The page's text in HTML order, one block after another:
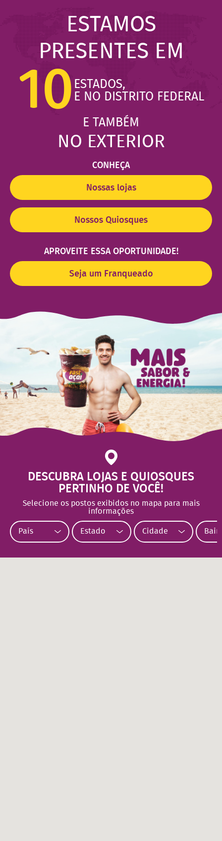
CONHEÇA
Nossas lojas
ESTAMOS
PRESENTES EM
10 ESTADOS,
E NO DISTRITO FEDERAL
E TAMBÉM
NO EXTERIOR
Nossos Quiosques
APROVEITE ESSA OPORTUNIDADE!
Seja um Franqueado
DESCUBRA LOJAS E QUIOSQUES
PERTINHO DE VOCÊ!
Selecione os postos exibidos no mapa para mais
informações